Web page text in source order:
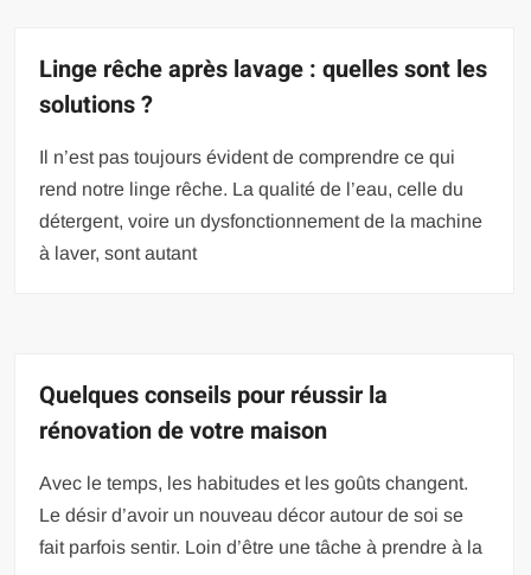
Linge rêche après lavage : quelles sont les
solutions ?
Il n’est pas toujours évident de comprendre ce qui
rend notre linge rêche. La qualité de l’eau, celle du
détergent, voire un dysfonctionnement de la machine
à laver, sont autant
Quelques conseils pour réussir la
rénovation de votre maison
Avec le temps, les habitudes et les goûts changent.
Le désir d’avoir un nouveau décor autour de soi se
fait parfois sentir. Loin d’être une tâche à prendre à la